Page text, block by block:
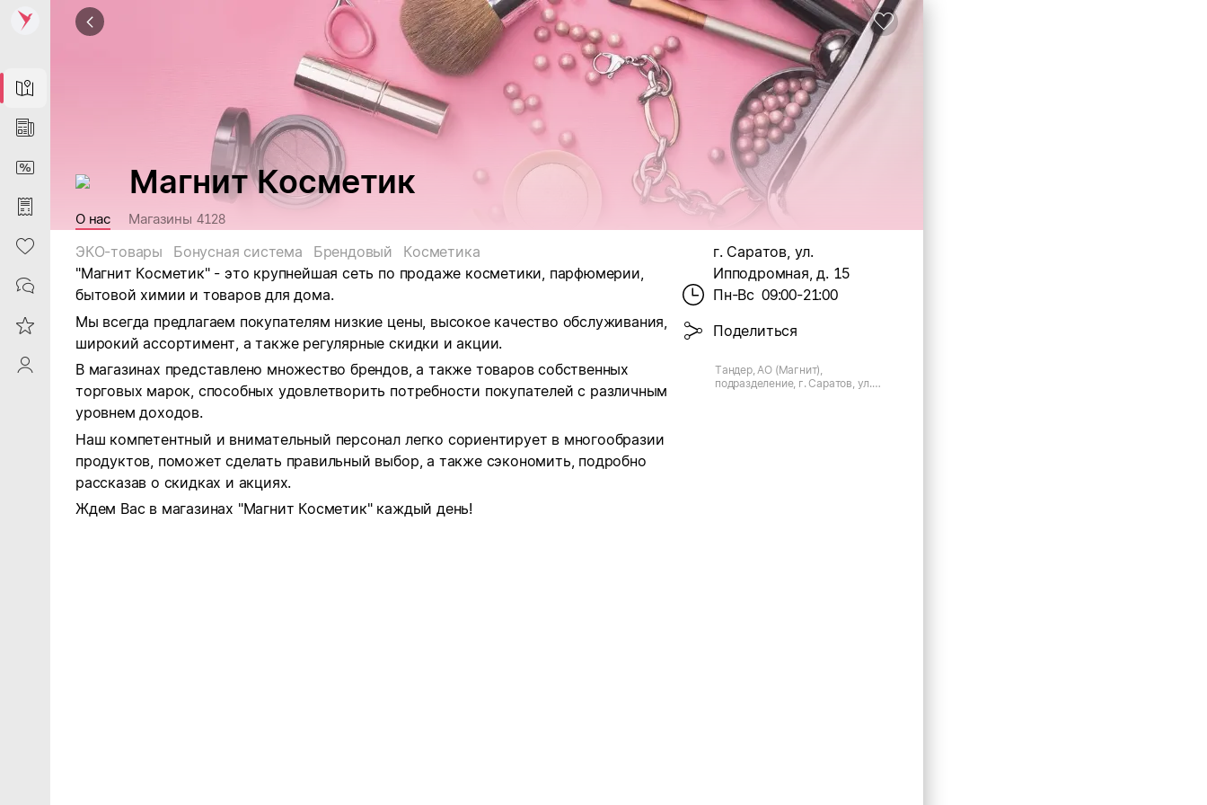
Map
News
DiscountCard
Purchases
Heart
Contacts
Reviews
ProfileSaby
Магнит Косметик
О нас Магазины 4128
ЭКО-товары Бонусная система Брендовый
Косметика
"Магнит Косметик" - это крупнейшая сеть по продаже косметики, парфюмерии,
бытовой химии и товаров для дома.
Мы всегда предлагаем покупателям низкие цены, высокое качество обслуживания,
широкий ассортимент, а также регулярные скидки и акции.
В магазинах представлено множество брендов, а также товаров собственных
торговых марок, способных удовлетворить потребности покупателей с различным
уровнем доходов.
Наш компетентный и внимательный персонал легко сориентирует в многообразии
продуктов, поможет сделать правильный выбор, а также сэкономить, подробно
рассказав о скидках и акциях.
Ждем Вас в магазинах "Магнит Косметик" каждый день!
г. Саратов, ул.
Ипподромная, д. 15
Пн-Вс 09:00-21:00
Поделиться
Тандер, АО (Магнит),
подразделение, г. Саратов, ул.